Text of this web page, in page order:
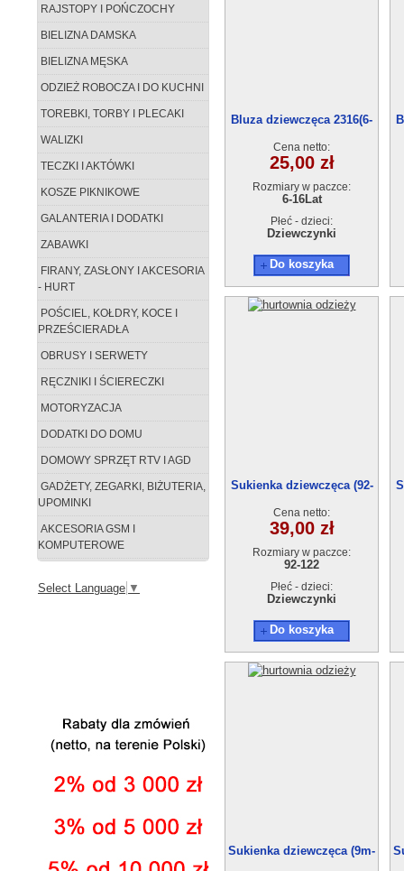
RAJSTOPY I POŃCZOCHY
BIELIZNA DAMSKA
BIELIZNA MĘSKA
ODZIEŻ ROBOCZA I DO KUCHNI
TOREBKI, TORBY I PLECAKI
WALIZKI
TECZKI I AKTÓWKI
KOSZE PIKNIKOWE
GALANTERIA I DODATKI
ZABAWKI
FIRANY, ZASŁONY I AKCESORIA
- HURT
POŚCIEL, KOŁDRY, KOCE I
PRZEŚCIERADŁA
OBRUSY I SERWETY
RĘCZNIKI I ŚCIERECZKI
MOTORYZACJA
DODATKI DO DOMU
DOMOWY SPRZĘT RTV I AGD
GADŻETY, ZEGARKI, BIŻUTERIA,
UPOMINKI
AKCESORIA GSM I
KOMPUTEROWE
Select Language ▼
Bluza dziewczęca 2316(6-
Cena netto:
25,00 zł
Rozmiary w paczce:
6-16Lat
Płeć - dzieci:
Dziewczynki
Do koszyka
Sukienka dziewczęca (92-
Cena netto:
39,00 zł
Rozmiary w paczce:
92-122
Płeć - dzieci:
Dziewczynki
Do koszyka
Sukienka dziewczęca (9m-